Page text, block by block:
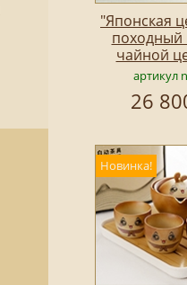
"Японская
походный
чайной
артикул
26
Новинка!